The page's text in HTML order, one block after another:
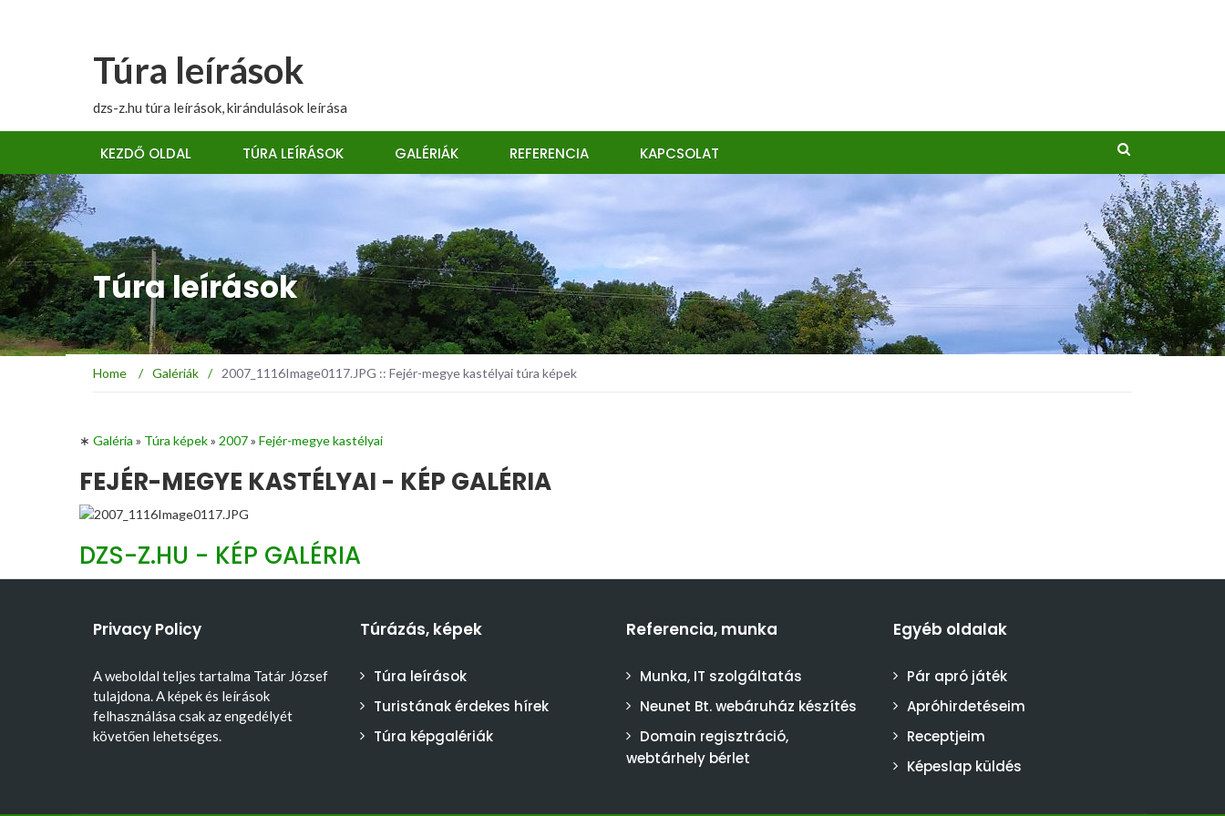
Túra leírások
dzs-z.hu túra leírások, kirándulások leírása
KEZDŐ OLDAL TÚRA LEÍRÁSOK GALÉRIÁK REFERENCIA KAPCSOLAT
Túra leírások
Home / Galériák / 2007_1116Image0117.JPG :: Fejér-megye kastélyai túra képek
∗ Galéria » Túra képek» 2007» Fejér-megye kastélyai
FEJÉR-MEGYE KASTÉLYAI - KÉP GALÉRIA
DZS-Z.HU - KÉP GALÉRIA
Privacy Policy
A weboldal teljes tartalma Tatár József
tulajdona. A képek és leírások
felhasználása csak az engedélyét
követően lehetséges.
Túrázás, képek
Túra leírások
Turistának érdekes hírek
Túra képgalériák
Referencia, munka
Munka, IT szolgáltatás
Neunet Bt. webáruház készítés
Domain regisztráció,
webtárhely bérlet
Egyéb oldalak
Pár apró játék
Apróhirdetéseim
Receptjeim
Képeslap küldés